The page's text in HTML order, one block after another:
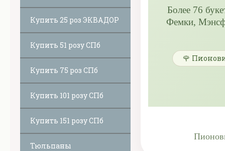
Купить 25 роз ЭКВАДОР
Купить 51 розу СПб
Купить 75 роз СПб
Купить 101 розу СПб
Купить 151 розу СПб
Тюльпаны
Более 76
Фемки,
🌹